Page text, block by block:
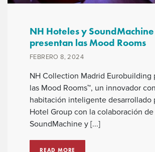
NH Hoteles y SoundMachine
presentan las Mood Rooms
FEBRERO 8, 2024
NH Collection Madrid Eurobuilding
las Mood Rooms™, un innovador
habitación inteligente desarrollado
Hotel Group con la colaboración de
SoundMachine y [...]
READ MORE